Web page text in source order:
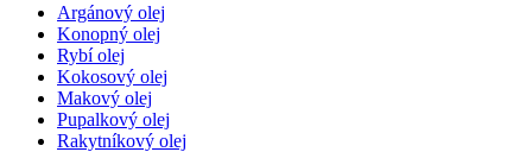
Argánový olej
Konopný olej
Rybí olej
Kokosový olej
Makový olej
Pupalkový olej
Rakytníkový olej